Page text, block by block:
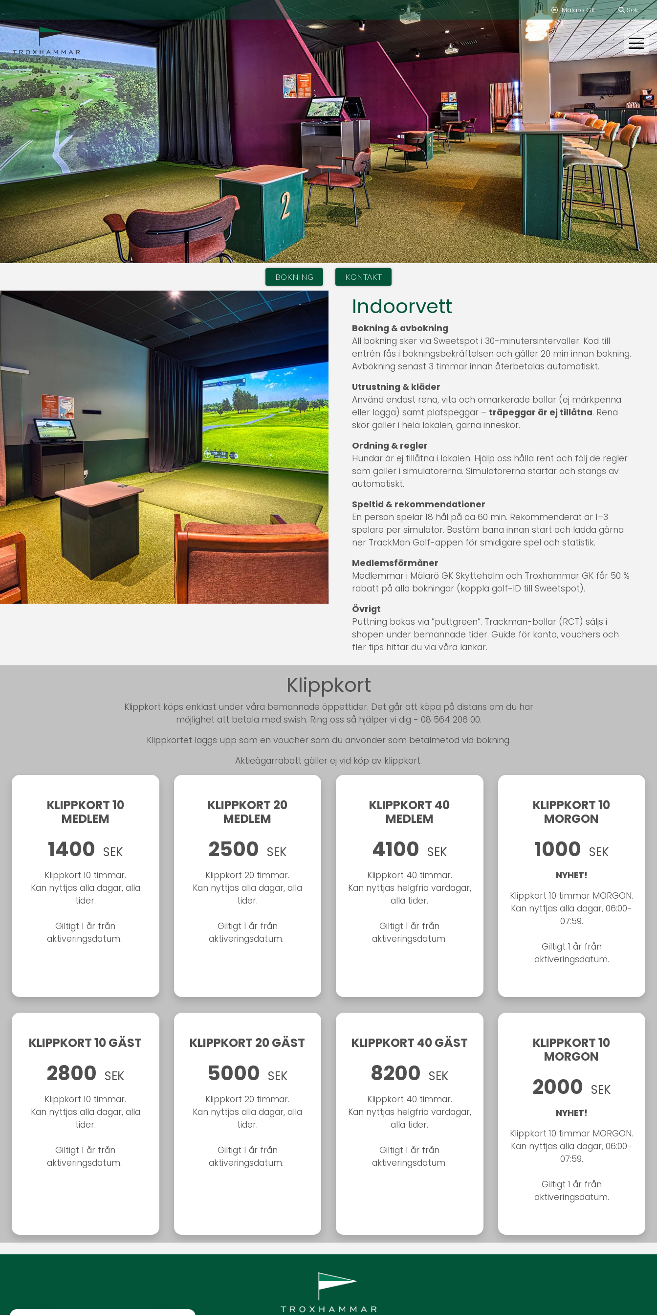
Mälarö GK Sök
BOKNING KONTAKT
Indoorvett
Bokning & avbokning
All bokning sker via Sweetspot i 30-minutersintervaller. Kod till
entrén fås i bokningsbekräftelsen och gäller 20 min innan bokning.
Avbokning senast 3 timmar innan återbetalas automatiskt.
Utrustning & kläder
Använd endast rena, vita och omarkerade bollar (ej märkpenna
eller logga) samt platspeggar – träpeggar är ej tillåtna. Rena
skor gäller i hela lokalen, gärna inneskor.
Ordning & regler
Hundar är ej tillåtna i lokalen. Hjälp oss hålla rent och följ de regler
som gäller i simulatorerna. Simulatorerna startar och stängs av
automatiskt.
Speltid & rekommendationer
En person spelar 18 hål på ca 60 min. Rekommenderat är 1–3
spelare per simulator. Bestäm bana innan start och ladda gärna
ner TrackMan Golf-appen för smidigare spel och statistik.
Medlemsförmåner
Medlemmar i Mälarö GK Skytteholm och Troxhammar GK får 50 %
rabatt på alla bokningar (koppla golf-ID till Sweetspot).
Övrigt
Puttning bokas via ”puttgreen”. Trackman-bollar (RCT) säljs i
shopen under bemannade tider. Guide för konto, vouchers och
fler tips hittar du via våra länkar.
Klippkort
Klippkort köps enklast under våra bemannade öppettider. Det går att köpa på distans om du har
möjlighet att betala med swish. Ring oss så hjälper vi dig - 08 564 206 00.
Klippkortet läggs upp som en voucher som du anvönder som betalmetod vid bokning.
Aktieägarrabatt gäller ej vid köp av klippkort.
KLIPPKORT 10
MEDLEM
1400 SEK
Klippkort 10 timmar.
Kan nyttjas alla dagar, alla
tider.
Giltigt 1 år från
aktiveringsdatum.
KLIPPKORT 20
MEDLEM
2500 SEK
Klippkort 20 timmar.
Kan nyttjas alla dagar, alla
tider.
Giltigt 1 år från
aktiveringsdatum.
KLIPPKORT 40
MEDLEM
4100 SEK
Klippkort 40 timmar.
Kan nyttjas helgfria vardagar,
alla tider.
Giltigt 1 år från
aktiveringsdatum.
KLIPPKORT 10
MORGON
1000 SEK
NYHET!
Klippkort 10 timmar MORGON.
Kan nyttjas alla dagar, 06:00-
07:59.
Giltigt 1 år från
aktiveringsdatum.
KLIPPKORT 10 GÄST
2800 SEK
Klippkort 10 timmar.
Kan nyttjas alla dagar, alla
tider.
Giltigt 1 år från
aktiveringsdatum.
KLIPPKORT 20 GÄST
5000 SEK
Klippkort 20 timmar.
Kan nyttjas alla dagar, alla
tider.
Giltigt 1 år från
aktiveringsdatum.
KLIPPKORT 40 GÄST
8200 SEK
Klippkort 40 timmar.
Kan nyttjas helgfria vardagar,
alla tider.
Giltigt 1 år från
aktiveringsdatum.
KLIPPKORT 10
MORGON
2000 SEK
NYHET!
Klippkort 10 timmar MORGON.
Kan nyttjas alla dagar, 06:00-
07:59.
Giltigt 1 år från
aktiveringsdatum.